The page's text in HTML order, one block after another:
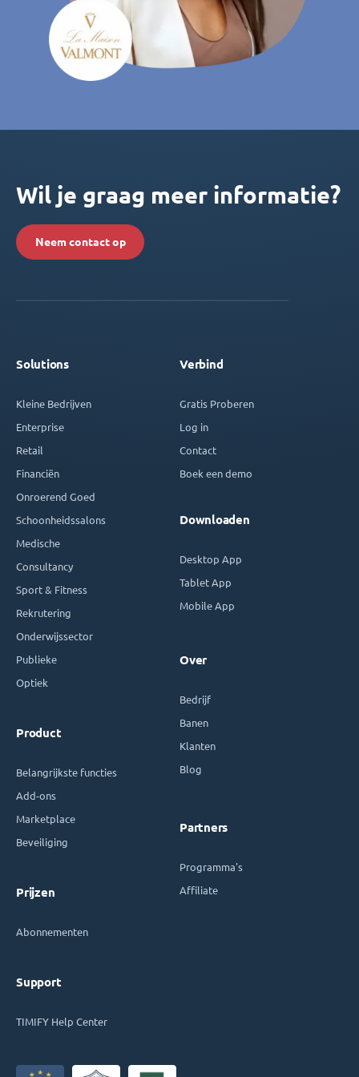
Wil je graag meer informatie?
Neem contact op
Solutions
Kleine Bedrijven
Enterprise
Retail
Financiën
Onroerend Goed
Schoonheidssalons
Medische
Consultancy
Sport & Fitness
Rekrutering
Onderwijssector
Publieke
Optiek
Product
Belangrijkste functies
Add-ons
Marketplace
Beveiliging
Prijzen
Abonnementen
Support
TIMIFY Help Center
Verbind
Gratis Proberen
Log in
Contact
Boek een demo
Downloaden
Desktop App
Tablet App
Mobile App
Over
Bedrijf
Banen
Klanten
Blog
Partners
Programma's
Affiliate